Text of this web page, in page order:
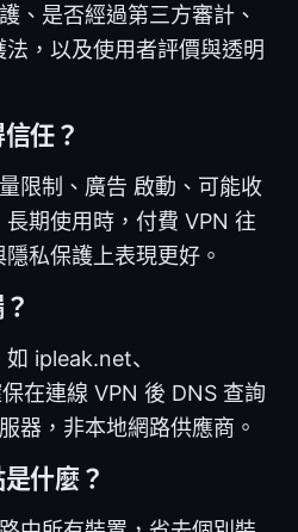
、是否經過第三方審計、
，以及使用者評價與透明
任？
限制、廣告 啟動、可能收
期使用時，付費 VPN 往
私保護上表現更好。
ipleak.net、
在連線 VPN 後 DNS 查詢
器，非本地網路供應商。
什麼？